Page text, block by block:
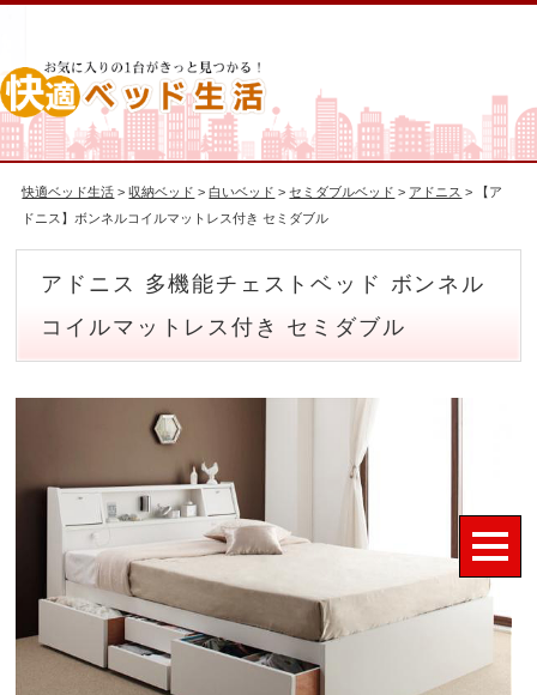
快適ベッド生活 >収納ベッド >白いベッド >セミダブルベッド > アドニス > 【ア
ドニス】ボンネルコイルマットレス付き セミダブル
アドニス 多機能チェストベッド ボンネル
コイルマットレス付き セミダブル